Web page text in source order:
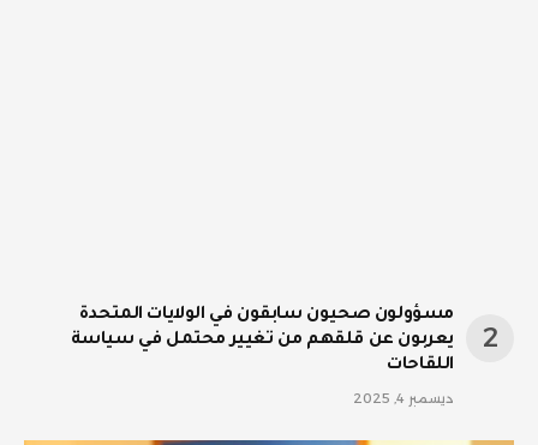
مسؤولون صحيون سابقون في الولايات المتحدة
يعربون عن قلقهم من تغيير محتمل في سياسة
اللقاحات
ديسمبر 4, 2025